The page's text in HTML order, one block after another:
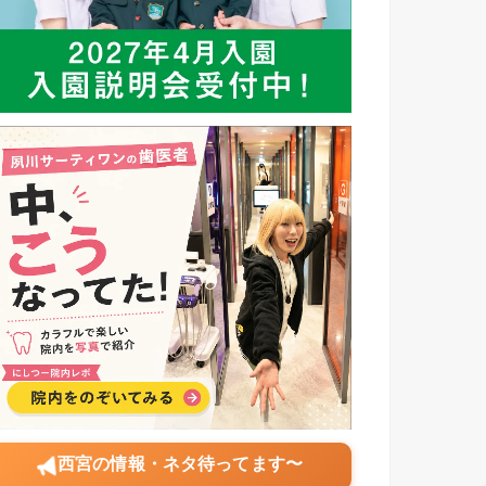
西宮の情報・ネタ待ってます〜